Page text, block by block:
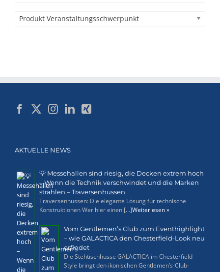
Produkt Veranstaltungsschwerpunkt
AKTUELLE NEWS
💡 Messehallen sind riesig, die Decken extrem hoch
– Wenn die Technik verschwindet und die Marken
strahlen – Traversenhussen
Traversenhussen: Die elegante Lösung für technische
Konstruktionen Wer hier einen [...]Weiterlesen »
Vom Gentlemen’s Club zum Eventhighlight
– wie GALACTICA den Chesterfield-Look neu
erfindet
Die Stehtischhusse GALACTICA im Chesterfield
Style bringt den ikonischen Gentlemen’s-Club-